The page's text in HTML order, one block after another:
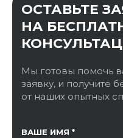
ОСТАВЬТЕ
НА
Мы готовы помочь
заявку, и получите
от наших опытных
ВАШЕ ИМЯ
ССЫЛКА НА СТРАНИЦУ